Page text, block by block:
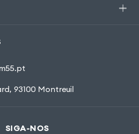
, 93100 Montreuil
SIGA-NOS